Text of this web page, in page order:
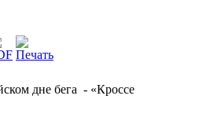
дне бега - «Кроссе